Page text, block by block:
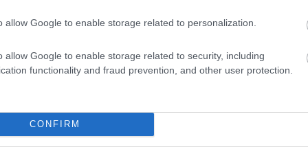
allow Google to enable storage related to personalization.
allow Google to enable storage related to security, including
functionality and fraud prevention, and other user protection.
CONFIRM
eredményez. Az RDNA-architektúrákra
ugyan csupán 32 MB méretű, de így is segíti a
alakul, de a valós működés során 150-180 Watt
mely partnergyártó megoldását választod. Az
biztosítja, tehát nincs szükség az újabb, vitatott
portkínálat egy HDMI 2.1 és két DisplayPort 2.1
használ.